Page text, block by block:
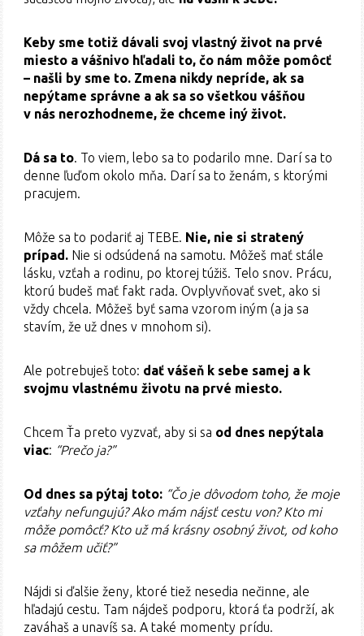
Keby sme totiž dávali svoj vlastný život na prvé
miesto a vášnivo hľadali to, čo nám môže pomôcť
– našli by sme to. Zmena nikdy nepríde, ak sa
nepýtame správne a ak sa so všetkou vášňou
v nás nerozhodneme, že chceme iný život.
Dá sa to. To viem, lebo sa to podarilo mne. Darí sa to
denne ľuďom okolo mňa. Darí sa to ženám, s ktorými
pracujem.
Môže sa to podariť aj TEBE. Nie, nie si stratený
prípad. Nie si odsúdená na samotu. Môžeš mať stále
lásku, vzťah a rodinu, po ktorej túžiš. Telo snov. Prácu,
ktorú budeš mať fakt rada. Ovplyvňovať svet, ako si
vždy chcela. Môžeš byť sama vzorom iným (a ja sa
stavím, že už dnes v mnohom si).
Ale potrebuješ toto: dať vášeň k sebe samej a k
svojmu vlastnému životu na prvé miesto.
Chcem Ťa preto vyzvať, aby si sa od dnes nepýtala
viac: “Prečo ja?”
Od dnes sa pýtaj toto: “Čo je dôvodom toho, že moje
vzťahy nefungujú? Ako mám nájsť cestu von? Kto mi
môže pomôcť? Kto už má krásny osobný život, od koho
sa môžem učiť?”
Nájdi si ďalšie ženy, ktoré tiež nesedia nečinne, ale
hľadajú cestu. Tam nájdeš podporu, ktorá ťa podrží, ak
zaváhaš a unavíš sa. A také momenty prídu.